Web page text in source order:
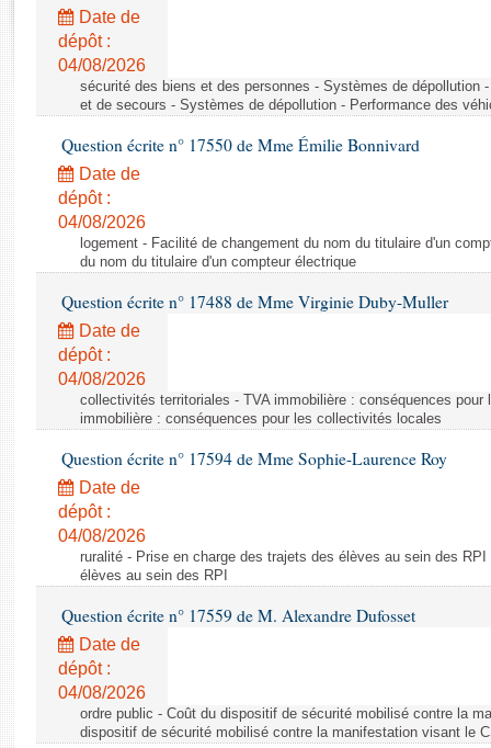
Rapports législatifs
Rapports sur l'application des lois
Baromètre de l’application des lois
Dossiers législatifs
Budget et sécurité sociale
Questions écrites et orales
Comptes rendus des débats
Date de
dépôt :
04/08/2026
sécurité des biens et des personnes - Systèmes de dépollution
et de secours - Systèmes de dépollution - Performance des
Question écrite n° 17550 de Mme Émilie Bonnivard
Date de
dépôt :
04/08/2026
logement - Facilité de changement du nom du titulaire d'un
du nom du titulaire d'un compteur électrique
Question écrite n° 17488 de Mme Virginie Duby-Muller
Date de
dépôt :
04/08/2026
collectivités territoriales - TVA immobilière : conséquences
immobilière : conséquences pour les collectivités locales
Question écrite n° 17594 de Mme Sophie-Laurence Roy
Date de
dépôt :
04/08/2026
ruralité - Prise en charge des trajets des élèves au sein des
élèves au sein des RPI
Question écrite n° 17559 de M. Alexandre Dufosset
Date de
dépôt :
04/08/2026
ordre public - Coût du dispositif de sécurité mobilisé contre la
dispositif de sécurité mobilisé contre la manifestation visant le